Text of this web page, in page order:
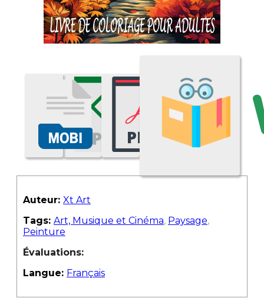
Auteur: Xt Art
Tags: Art, Musique et Cinéma, Paysage,
Peinture
Évaluations:
Langue: Français